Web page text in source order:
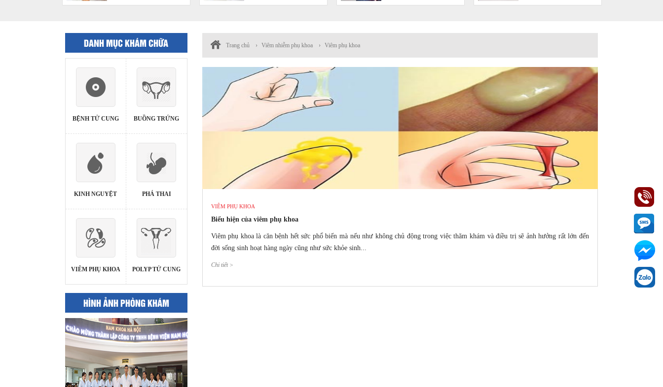
DANH MỤC KHÁM CHỮA
BỆNH TỬ CUNG
KINH NGUYỆT
VIÊM PHỤ KHOA
BUỒNG TRỨNG
PHÁ THAI
POLYP TỬ CUNG
HÌNH ẢNH PHÒNG KHÁM
Trang chủ › Viêm nhiễm phụ khoa › Viêm phụ khoa
VIÊM PHỤ KHOA
Biểu hiện của viêm phụ khoa
Viêm phụ khoa là căn bệnh hết sức phổ biến mà nếu như không chủ động trong việc thăm khám và điều trị sẽ ảnh hưởng rất lớn đến
đời sống sinh hoạt hàng ngày cũng như sức khỏe sinh...
Chi tiết >